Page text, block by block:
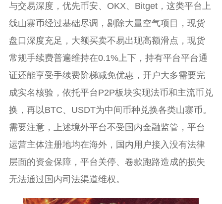
与交易深度，优先币安、OKX、Bitget，这类平台上
线山寨币经过基础尽调，剔除大量空气项目，现货
盘口深度充足，大额买卖不易出现高额滑点，现货
常规手续费普遍维持在0.1%上下，持有平台平台通
证还能享受手续费阶梯减免优惠，开户大多需要完
成实名核验，依托平台P2P板块实现法币和主流币兑
换，再以BTC、USDT为中间币种兑换各类山寨币。
需要注意，上述境外平台不受国内金融监管，平台
运营主体注册地均在海外，国内用户接入没有法律
层面的资金保障，平台关停、卷款跑路造成的损失
无法通过国内司法渠道维权。